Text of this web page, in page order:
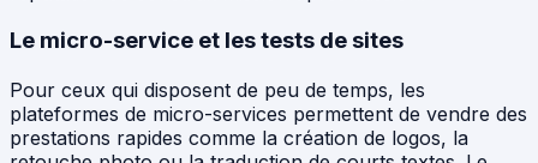
Le micro-service et les tests de sites
Pour ceux qui disposent de peu de temps, les
plateformes de micro-services permettent de vendre des
prestations rapides comme la création de logos, la